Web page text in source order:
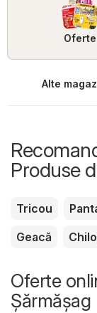
Oferte
Alte
Produse
Tricou
Geacă
Oferte
Şărmăşag